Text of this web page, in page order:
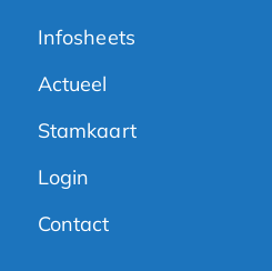
Infosheets
Actueel
Stamkaart
Login
Contact